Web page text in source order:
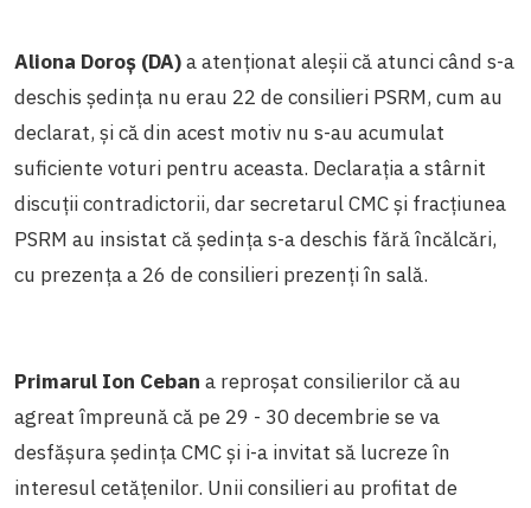
Aliona Doroș (DA)a atenționat aleșii că atunci când s-a
deschis ședința nu erau 22 de consilieri PSRM, cum au
declarat, și că din acest motiv nu s-au acumulat
suficiente voturi pentru aceasta. Declarația a stârnit
discuții contradictorii, dar secretarul CMC și fracțiunea
PSRM au insistat că ședința s-a deschis fără încălcări,
cu prezența a 26 de consilieri prezenți în sală.
Primarul Ion Ceban a reproșat consilierilor că au
agreat împreună că pe 29 - 30 decembrie se va
desfășura ședința CMC și i-a invitat să lucreze în
interesul cetățenilor. Unii consilieri au profitat de